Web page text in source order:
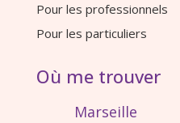
Pour les professionnels
Pour les particuliers
Où me trouver
Marseille